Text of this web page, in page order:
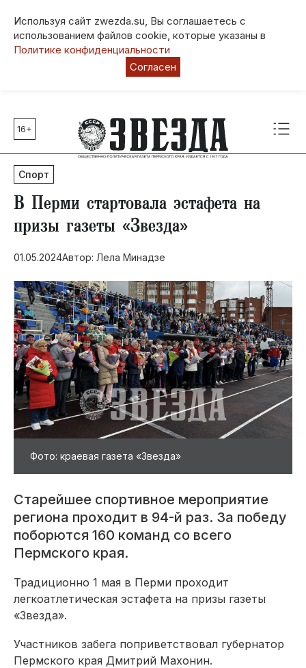
Используя сайт zwezda.su, Вы соглашаетесь с
использованием файлов cookie, которые указаны в
Политике конфиденциальности
Согласен
Главные темы
80 лет Победы
Молодежная столица РФ
СВО
Выборы в Пермском крае
Социальная поддержка
Инфраструктура
Благоустройство
16+
Спорт
В Перми стартовала эстафета на
призы газеты «Звезда»
01.05.2024Автор: Лела Минадзе
Фото: краевая газета «Звезда»
Старейшее спортивное мероприятие
региона проходит в 94-й раз. За победу
поборются 160 команд со всего
Пермского края.
Традиционно 1 мая в Перми проходит
легкоатлетическая эстафета на призы газеты
«Звезда».
Участников забега поприветствовал губернатор
Пермского края Дмитрий Махонин.